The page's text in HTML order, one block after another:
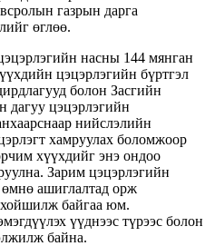
газрын дарга
өглөө.
насны 144 мянган
цэцэрлэгийн бүртгэл
болон Засгийн
дагуу цэцэрлэгийн
нийслэлийн
хамруулах боломжоор
хүүхдийг энэ ондоо
Зарим цэцэрлэгийн
өмнө ашиглалтад орж
хойшилж байгаа юм.
үүднээс түрээс болон
байна.